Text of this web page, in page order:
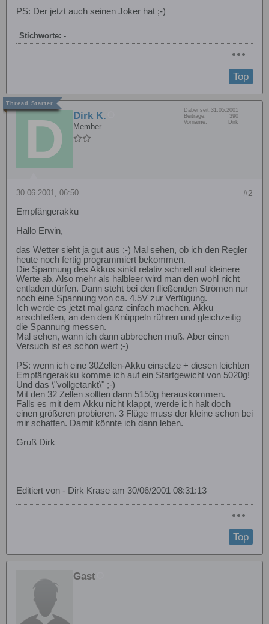
PS: Der jetzt auch seinen Joker hat ;-)
Stichworte: -
Top
Dirk K.
Member
Dabei seit:31.05.2001
Beiträge:
390
Vorname:
Dirk
#2
30.06.2001, 06:50
Empfängerakku
Hallo Erwin,
das Wetter sieht ja gut aus ;-) Mal sehen, ob ich den Regler
heute noch fertig programmiert bekommen.
Die Spannung des Akkus sinkt relativ schnell auf kleinere
Werte ab. Also mehr als halbleer wird man den wohl nicht
entladen dürfen. Dann steht bei den fließenden Strömen nur
noch eine Spannung von ca. 4.5V zur Verfügung.
Ich werde es jetzt mal ganz einfach machen. Akku
anschließen, an den den Knüppeln rühren und gleichzeitig
die Spannung messen.
Mal sehen, wann ich dann abbrechen muß. Aber einen
Versuch ist es schon wert ;-)
PS: wenn ich eine 30Zellen-Akku einsetze + diesen leichten
Empfängerakku komme ich auf ein Startgewicht von 5020g!
Und das \"vollgetankt\" ;-)
Mit den 32 Zellen sollten dann 5150g herauskommen.
Falls es mit dem Akku nicht klappt, werde ich halt doch
einen größeren probieren. 3 Flüge muss der kleine schon bei
mir schaffen. Damit könnte ich dann leben.
Gruß Dirk
Editiert von - Dirk Krase am 30/06/2001 08:31:13
Top
Gast